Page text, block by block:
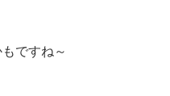
ですね～